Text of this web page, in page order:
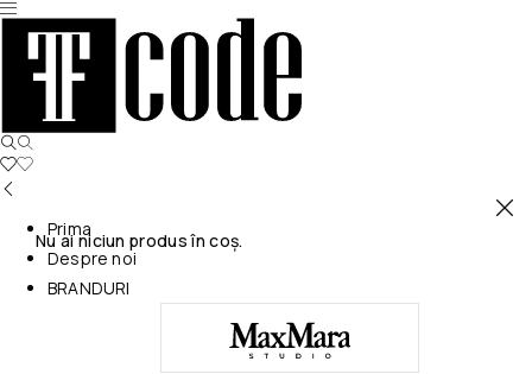
Nu ai niciun produs în coș.
Prima
Despre noi
BRANDURI